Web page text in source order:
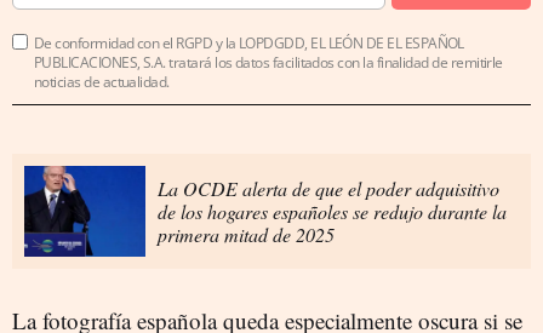
De conformidad con el RGPD y la LOPDGDD, EL LEÓN DE EL ESPAÑOL
PUBLICACIONES, S.A. tratará los datos facilitados con la finalidad de remitirle
noticias de actualidad.
La OCDE alerta de que el poder adquisitivo
de los hogares españoles se redujo durante la
primera mitad de 2025
La fotografía española queda especialmente oscura si se